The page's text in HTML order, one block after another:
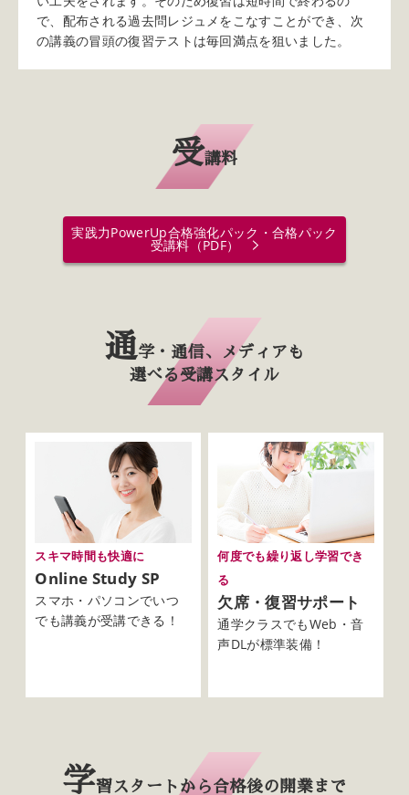
で、配布される過去問レジュメをこなすことができ、次
の講義の冒頭の復習テストは毎回満点を狙いました。
受講料
実践力PowerUp合格強化パック・合格パック
受講料（PDF）
通学・通信、メディアも
選べる受講スタイル
スキマ時間も快適に
Online Study SP
スマホ・パソコンでいつ
でも講義が受講できる！
何度でも繰り返し学習でき
る
欠席・復習サポート
通学クラスでもWeb・音
声DLが標準装備！
学習スタートから合格後の開業まで